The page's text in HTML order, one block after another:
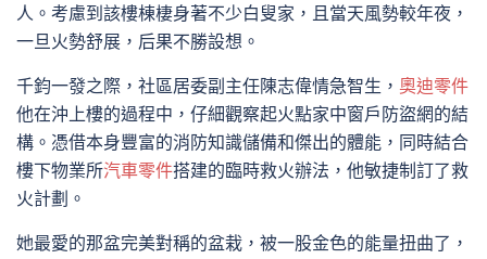
人。考慮到該樓棟棲身著不少白叟家，且當天風勢較年夜，
一旦火勢舒展，后果不勝設想。
千鈞一發之際，社區居委副主任陳志偉情急智生， 奧迪零件
他在沖上樓的過程中，仔細觀察起火點家中窗戶防盜網的結
構。憑借本身豐富的消防知識儲備和傑出的體能，同時結合
樓下物業所汽車零件搭建的臨時救火辦法，他敏捷制訂了救
火計劃。
她最愛的那盆完美對稱的盆栽，被一股金色的能量扭曲了，